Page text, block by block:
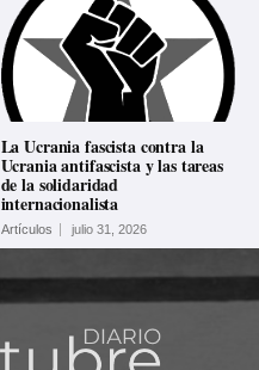
La Ucrania fascista contra la
Ucrania antifascista y las tareas
de la solidaridad
internacionalista
Artículos julio 31, 2026